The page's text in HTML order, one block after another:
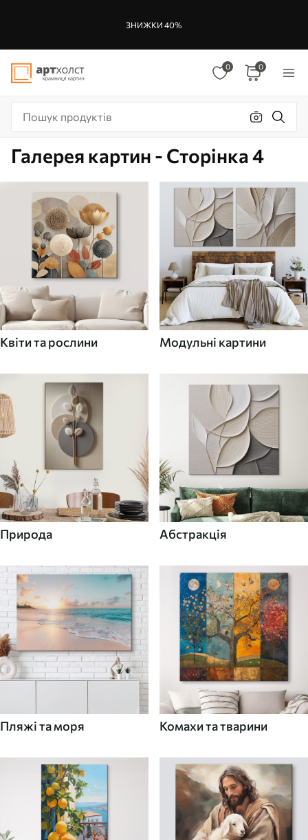
ЗНИЖКИ 40%
0 0
Галерея картин - Сторінка 4
Квіти та рослини Модульні картини
Природа Абстракція
Пляжі та моря Комахи та тварини